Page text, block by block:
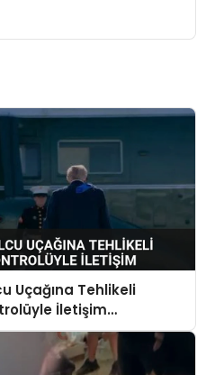
Uçağına Tehlikeli
İletişim